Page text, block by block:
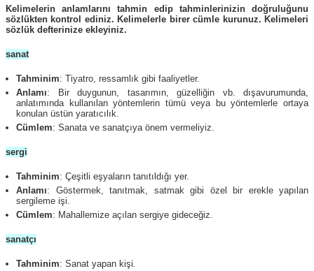
Kelimelerin anlamlarını tahmin edip tahminlerinizin doğruluğunu
sözlükten kontrol ediniz. Kelimelerle birer cümle kurunuz. Kelimeleri
sözlük defterinize ekleyiniz.
sanat
Tahminim: Tiyatro, ressamlık gibi faaliyetler.
Anlamı: Bir duygunun, tasarımın, güzelliğin vb. dışavurumunda,
anlatımında kullanılan yöntemlerin tümü veya bu yöntemlerle ortaya
konulan üstün yaratıcılık.
Cümlem: Sanata ve sanatçıya önem vermeliyiz.
sergi
Tahminim: Çeşitli eşyaların tanıtıldığı yer.
Anlamı: Göstermek, tanıtmak, satmak gibi özel bir erekle yapılan
sergileme işi.
Cümlem: Mahallemize açılan sergiye gideceğiz.
sanatçı
Tahminim: Sanat yapan kişi.